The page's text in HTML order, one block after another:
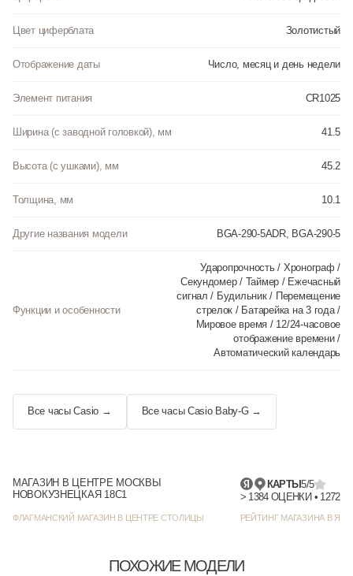
Цвет циферблата Золотистый
Отображение даты Число, месяц и день недели
Элемент питания CR1025
Ширина (с заводной головкой), мм 41.5
Высота (с ушками), мм 45.2
Толщина, мм 10.1
Другие названия модели BGA-290-5ADR, BGA-290-5
Функции и особенности
Ударопрочность / Хронограф /
Секундомер / Таймер / Ежечасный
сигнал / Будильник / Перемещение
стрелок / Батарейка на 3 года /
Мировое время / 12/24-часовое
отображение времени /
Автоматический календарь
Все часы Casio → Все часы Casio Baby-G →
МАГАЗИН В ЦЕНТРЕ МОСКВЫ
НОВОКУЗНЕЦКАЯ 18С1
ФЛАГМАНСКИЙ МАГАЗИН В ЦЕНТРЕ СТОЛИЦЫ
КАРТЫ5/5
РЕЙТИНГ МАГАЗИНА В
ПОХОЖИЕ МОДЕЛИ